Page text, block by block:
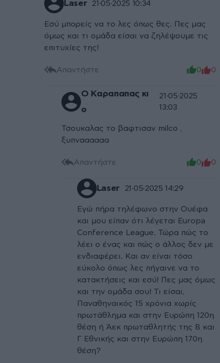
Laser 21·05·2025 10:34
Εσύ μπορείς να το λες όπως θες. Πες μας
όμως και τι ομάδα είσαι να ζηλέψουμε τις
επιτυχίες της!
Απαντήστε 0 0
Ο Καραπαπας κι
ο
21·05·2025
13:03
Τσουκαλας το βαφτισαν milco ,
ξυπναααααα
Απαντήστε 0 0
Laser 21·05·2025 14:29
Εγώ πήρα τηλέφωνο στην Ουέφα
και μου είπαν ότι λέγεται Europa
Conference League. Τώρα πώς το
λέει ο ένας και πώς ο άλλος δεν με
ενδιαφέρει. Και αν είναι τόσο
εύκολο όπως λες πήγαινε να το
κατακτήσεις και εσύ! Πες μας όμως
και την ομάδα σου! Τι είσαι,
Παναθηναικός 15 χρόνια χωρίς
πρωτάθλημα και στην Ευρώπη 120η
θέση ή Άεκ πρωταθλητής της Β και
Γ Εθνικής και στην Ευρώπη 170η
θέση?